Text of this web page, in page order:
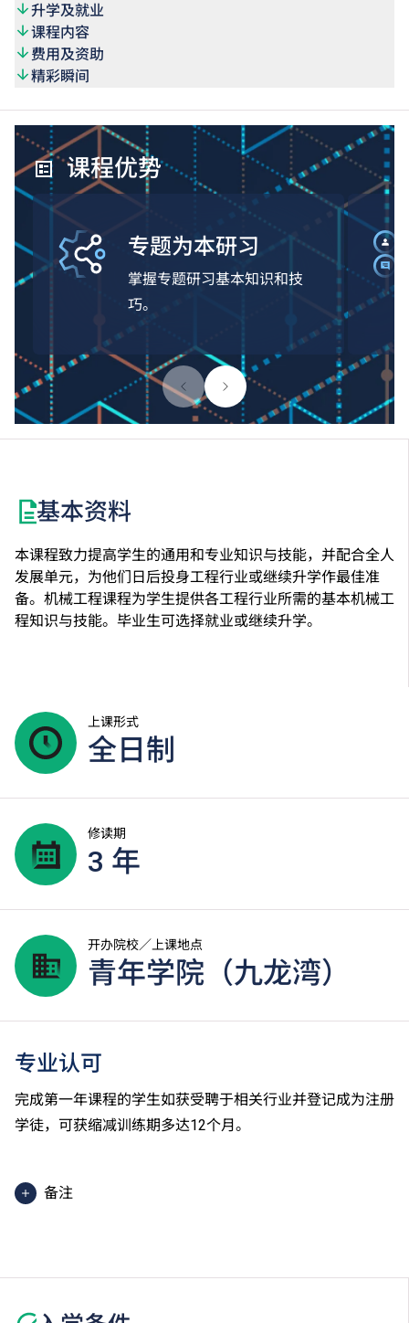
升学及就业
课程内容
费用及资助
精彩瞬间
课程优势
专题为本研习
掌握专题研习基本知识和技
巧。
基本资料
本课程致力提高学生的通用和专业知识与技能，并配合全人
发展单元，为他们日后投身工程行业或继续升学作最佳准
备。机械工程课程为学生提供各工程行业所需的基本机械工
程知识与技能。毕业生可选择就业或继续升学。
上课形式
全日制
修读期
3 年
开办院校／上课地点
青年学院（九龙湾）
专业认可
完成第一年课程的学生如获受聘于相关行业并登记成为注册
学徒，可获缩减训练期多达12个月。
备注
何课程、修正课程名称、内容或更改开办课程的院校／